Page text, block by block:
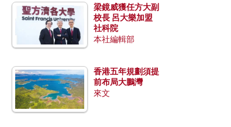
梁鏡威獲任方大副
校長 呂大樂加盟
社科院
本社編輯部
香港五年規劃須提
前布局大鵬灣
來文